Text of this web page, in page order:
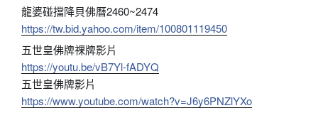
龍婆碰擋降貝佛曆2460~2474
https://tw.bid.yahoo.com/item/100801119450
五世皇佛牌祼牌影片
https://youtu.be/vB7Yl-fADYQ
五世皇佛牌影片
https://www.youtube.com/watch?v=J6y6PNZlYXo